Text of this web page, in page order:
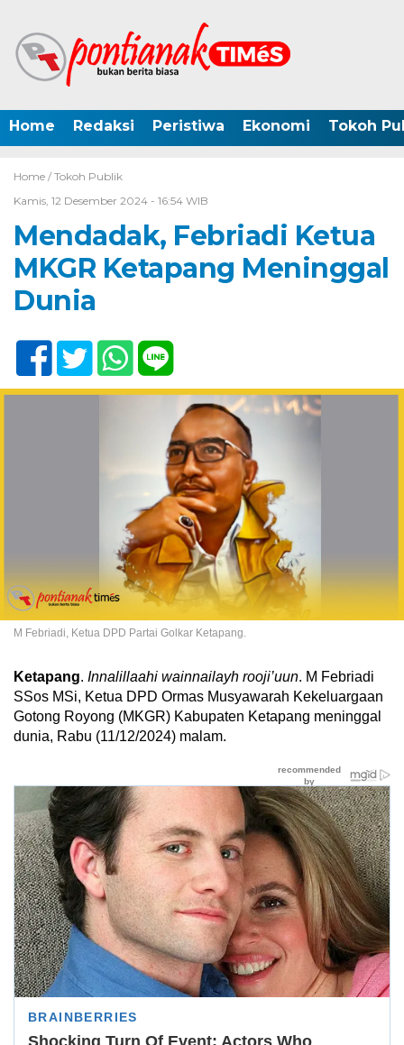
Home Redaksi Peristiwa Ekonomi Tokoh
Home / Tokoh Publik
Kamis, 12 Desember 2024 - 16:54 WIB
Mendadak, Febriadi Ketua
MKGR Ketapang Meninggal
Dunia
M Febriadi, Ketua DPD Partai Golkar Ketapang.
Ketapang. Innalillaahi wainnailayh rooji’uun. M Febriadi
SSos MSi, Ketua DPD Ormas Musyawarah Kekeluargaan
Gotong Royong (MKGR) Kabupaten Ketapang meninggal
dunia, Rabu (11/12/2024) malam.